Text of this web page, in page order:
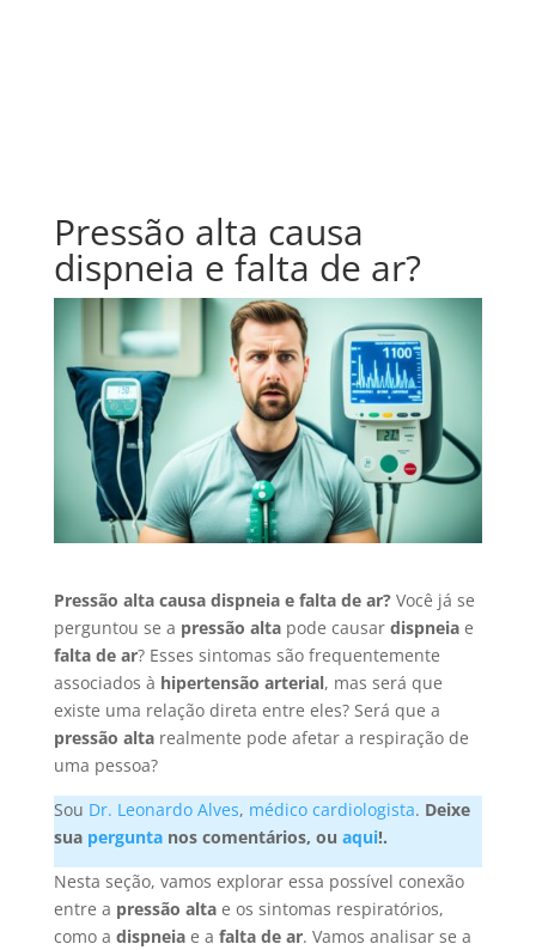
Pressão alta causa
dispneia e falta de ar?
Pressão alta causa dispneia e falta de ar? Você já se
perguntou se a pressão altapode causar dispneiae
falta de ar? Esses sintomas são frequentemente
associados à hipertensão arterial, mas será que
existe uma relação direta entre eles? Será que a
pressão altarealmente pode afetar a respiração de
uma pessoa?
Sou Dr. Leonardo Alves, médico cardiologista. Deixe
sua perguntanos comentários, ou aqui!.
Nesta seção, vamos explorar essa possível conexão
entre a pressão altae os sintomas respiratórios,
como a dispneiae a falta de ar. Vamos analisar se a